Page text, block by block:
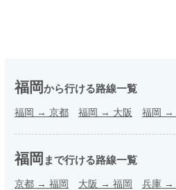
福岡から行ける路線一覧
福岡 → 京都 福岡 → 大阪 福岡 →
福岡 まで行ける路線一覧
京都 → 福岡 大阪 → 福岡 兵庫 →